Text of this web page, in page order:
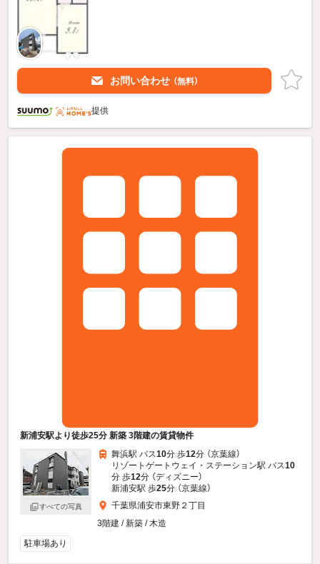
お問い合わせ （無料）
提供
新浦安駅より徒歩25分 新築 3階建の賃貸物件
すべての写真
舞浜駅 バス10分 歩12分 （京葉線）
リゾートゲートウェイ・ステーション駅 バス10
分 歩12分 （ディズニー）
新浦安駅 歩25分 （京葉線）
千葉県浦安市東野２丁目
3階建 / 新築 / 木造
駐車場あり